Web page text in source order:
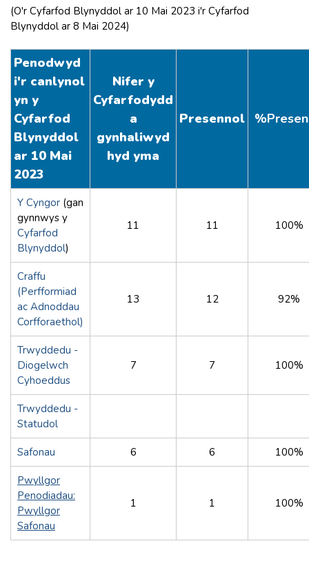
(O'r Cyfarfod Blynyddol ar 10 Mai 2023 i'r Cyfarfod
Blynyddol ar 8 Mai 2024)
Penodwyd
i'r canlynol
yn y
Cyfarfod
Blynyddol
ar 10 Mai
2023
Nifer y
Cyfarfodydd
a
gynhaliwyd
hyd yma
Presennol
Y Cyngor (gan
gynnwys y
Cyfarfod
Blynyddol)
11 11 100%
Craffu
(Perfformiad
ac Adnoddau
Corfforaethol)
13 12 92%
Trwyddedu -
Diogelwch
Cyhoeddus
7 7 100%
Trwyddedu -
Statudol
Safonau 6 6 100%
Pwyllgor
Penodiadau:
Pwyllgor
Safonau
1 1 100%